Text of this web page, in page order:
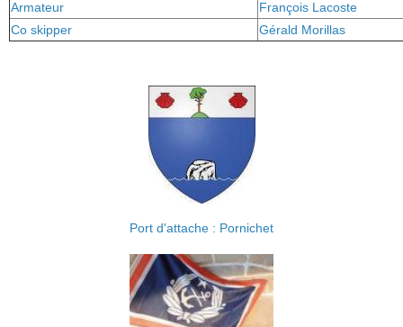
Armateur
François Lacoste
Co skipper
Gérald Morillas
Port d'attache : Pornichet